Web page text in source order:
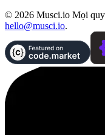
© 2026 Musci.io Mọi
hello@musci.io.